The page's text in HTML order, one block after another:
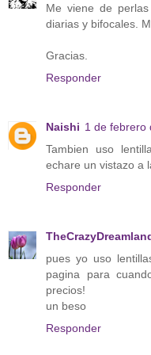
Me viene de
diarias y bifocales.
Gracias.
Responder
Naishi 1 de febrero
Tambien uso
echare un vistazo a
Responder
pues yo uso
pagina para
precios!
un beso
Responder